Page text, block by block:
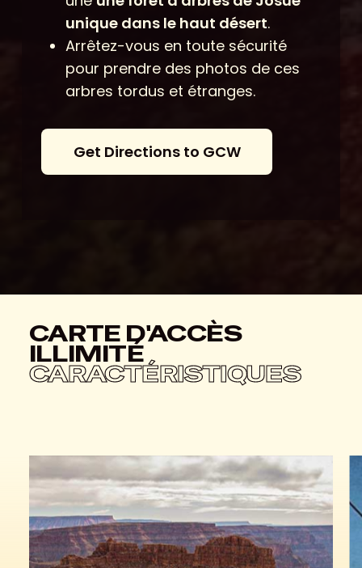
unique dans le haut désert.
Arrêtez-vous en toute sécurité
pour prendre des photos de ces
arbres tordus et étranges.
Get Directions to GCW
CARTE D'ACCÈS
ILLIMITÉ
CARACTÉRISTIQUES